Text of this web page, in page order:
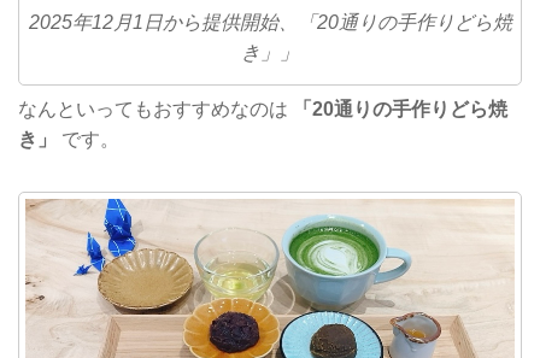
2025年12月1日から提供開始、「20通りの手作りどら焼
き」」
なんといってもおすすめなのは
「20通りの手作りどら焼
き」
です。